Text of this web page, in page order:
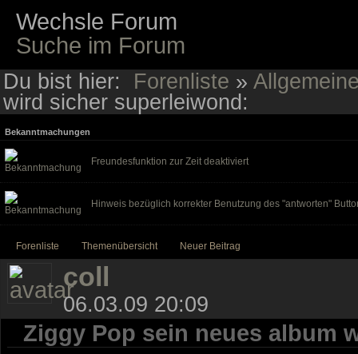
Wechsle Forum
Suche im Forum
Du bist hier: Forenliste »
wird sicher superleiwond:
Bekanntmachungen
Freundesfunktion zur Zeit deaktiviert
Hinweis bezüglich korrekter Benutzung des "antworten"
Forenliste Themenübersicht Neuer Beitrag
coll
06.03.09 20:09
Ziggy Pop sein neues album